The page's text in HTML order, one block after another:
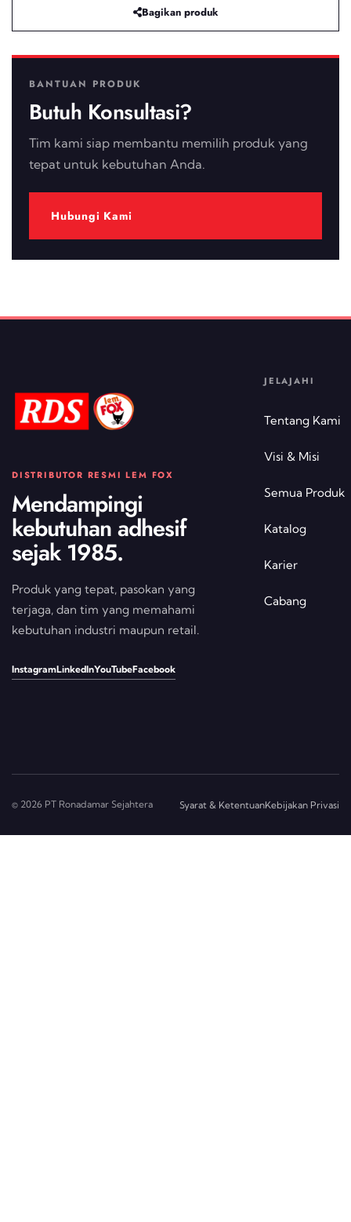
Bagikan produk
BANTUAN PRODUK
Butuh Konsultasi?
Tim kami siap membantu memilih produk yang
tepat untuk kebutuhan Anda.
Hubungi Kami
DISTRIBUTOR RESMI LEM FOX
Mendampingi
kebutuhan adhesif
sejak 1985.
Produk yang tepat, pasokan yang
terjaga, dan tim yang memahami
kebutuhan industri maupun retail.
InstagramLinkedInYouTubeFacebook
JELAJAHI
Tentang Kami
Visi & Misi
Semua Produk
Katalog
Karier
Cabang
© 2026 PT Ronadamar Sejahtera Syarat & KetentuanKebijakan Privasi